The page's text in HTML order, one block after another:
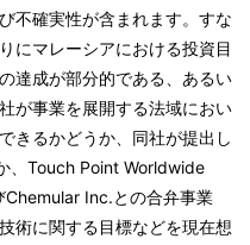
不確実性が含まれます。すな
にマレーシアにおける投資目
達成が部分的である、あるい
が事業を展開する法域におい
きるかどうか、同社が提出し
、Touch Point Worldwide
Inc.との合弁事業
術に関する目標などを現在想